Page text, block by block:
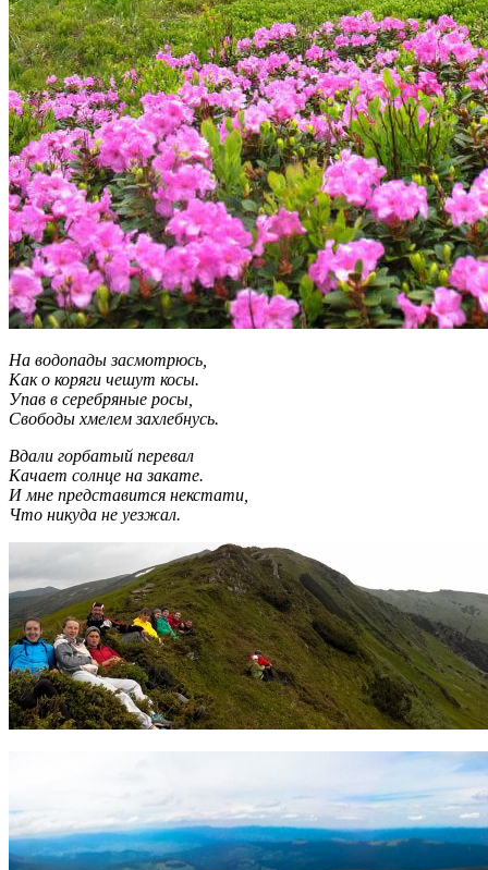
На водопады засмотрюсь,
Как о коряги чешут косы.
Упав в серебряные росы,
Свободы хмелем захлебнусь.
Вдали горбатый перевал
Качает солнце на закате.
И мне представится некстати,
Что никуда не уезжал.